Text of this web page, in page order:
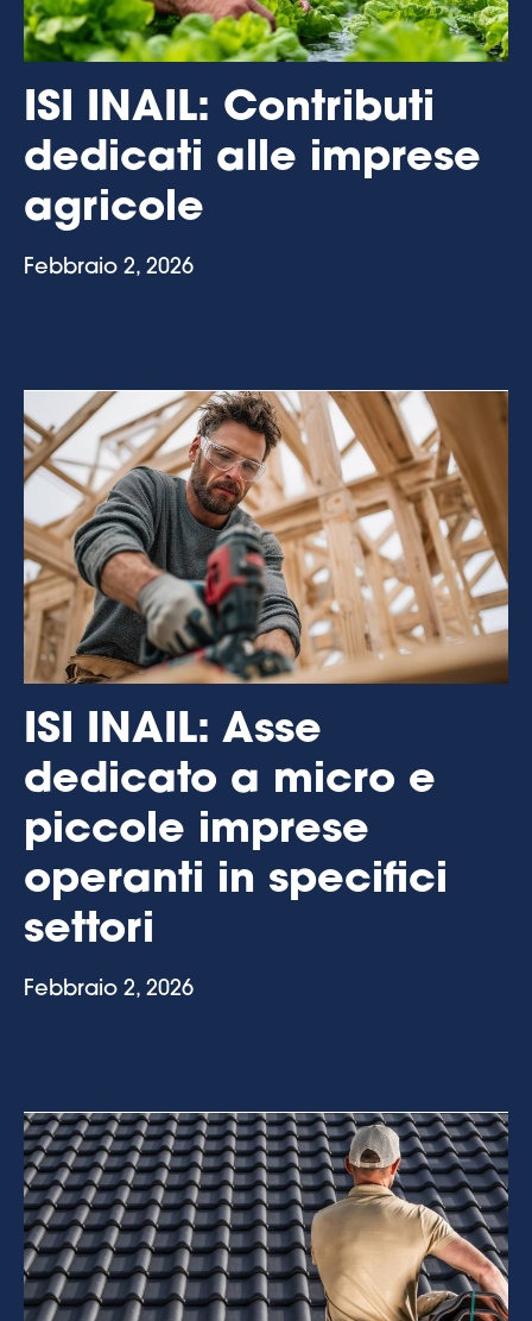
ISI INAIL: Contributi
dedicati alle imprese
agricole
Febbraio 2, 2026
ISI INAIL: Asse
dedicato a micro e
piccole imprese
operanti in specifici
settori
Febbraio 2, 2026